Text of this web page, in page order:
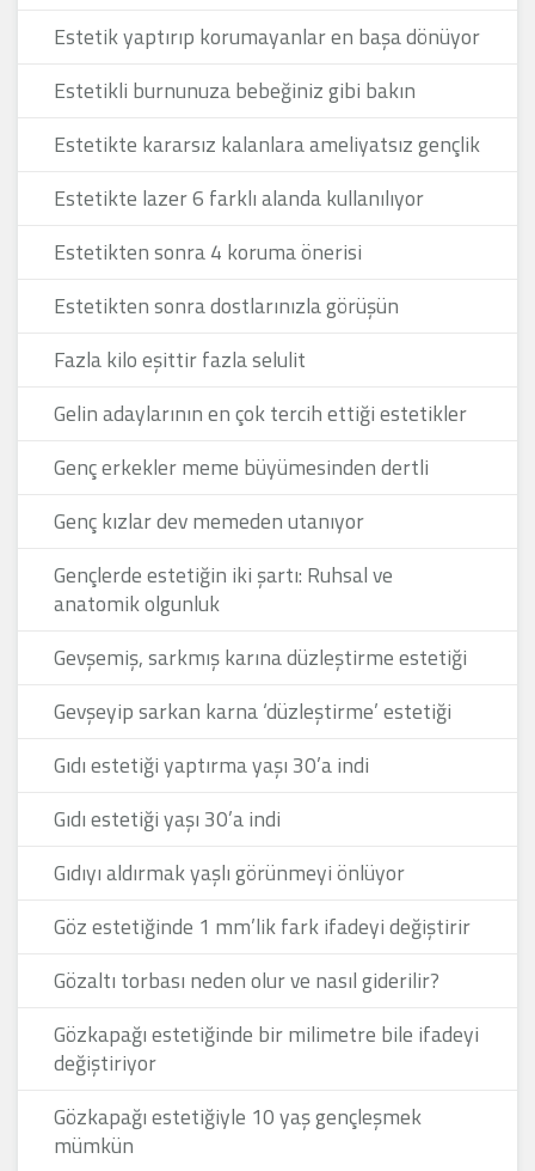
Estetik yaptırıp korumayanlar en başa dönüyor
Estetikli burnunuza bebeğiniz gibi bakın
Estetikte kararsız kalanlara ameliyatsız gençlik
Estetikte lazer 6 farklı alanda kullanılıyor
Estetikten sonra 4 koruma önerisi
Estetikten sonra dostlarınızla görüşün
Fazla kilo eşittir fazla selulit
Gelin adaylarının en çok tercih ettiği estetikler
Genç erkekler meme büyümesinden dertli
Genç kızlar dev memeden utanıyor
Gençlerde estetiğin iki şartı: Ruhsal ve
anatomik olgunluk
Gevşemiş, sarkmış karına düzleştirme estetiği
Gevşeyip sarkan karna ‘düzleştirme’ estetiği
Gıdı estetiği yaptırma yaşı 30’a indi
Gıdı estetiği yaşı 30’a indi
Gıdıyı aldırmak yaşlı görünmeyi önlüyor
Göz estetiğinde 1 mm’lik fark ifadeyi değiştirir
Gözaltı torbası neden olur ve nasıl giderilir?
Gözkapağı estetiğinde bir milimetre bile ifadeyi
değiştiriyor
Gözkapağı estetiğiyle 10 yaş gençleşmek
mümkün